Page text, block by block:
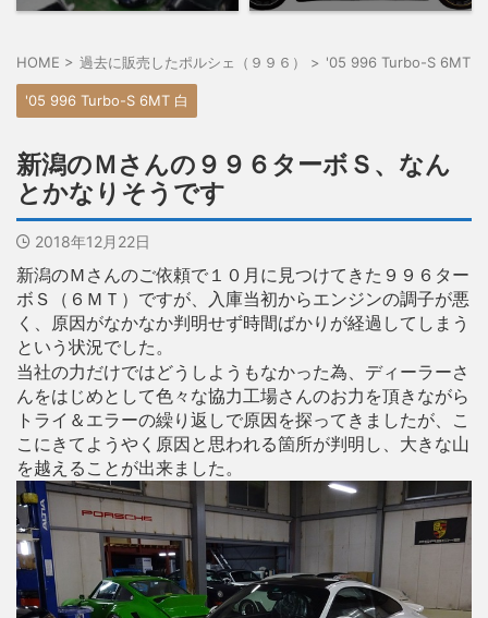
HOME > 過去に販売したポルシェ（９９６） > '05 996 Turbo-S 6MT 白
'05 996 Turbo-S 6MT 白
新潟のＭさんの９９６ターボＳ、なん
とかなりそうです
2018年12月22日
新潟のＭさんのご依頼で１０月に見つけてきた９９６ター
ボＳ（６ＭＴ）ですが、入庫当初からエンジンの調子が悪
く、原因がなかなか判明せず時間ばかりが経過してしまう
という状況でした。
当社の力だけではどうしようもなかった為、ディーラーさ
んをはじめとして色々な協力工場さんのお力を頂きながら
トライ＆エラーの繰り返しで原因を探ってきましたが、こ
こにきてようやく原因と思われる箇所が判明し、大きな山
を越えることが出来ました。